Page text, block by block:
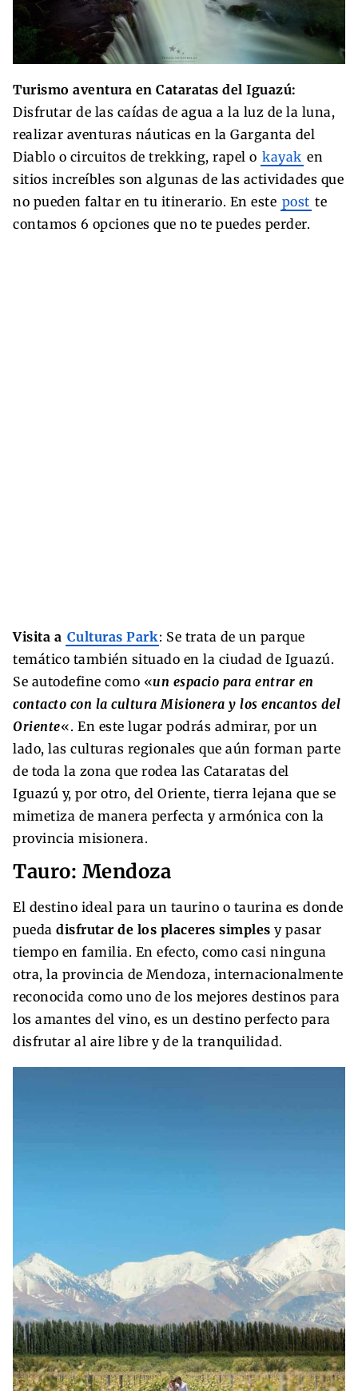
Turismo aventura en Cataratas del Iguazú:
Disfrutar de las caídas de agua a la luz de la luna,
realizar aventuras náuticas en la Garganta del
Diablo o circuitos de trekking, rapel o kayak en
sitios increíbles son algunas de las actividades que
no pueden faltar en tu itinerario. En este post te
contamos 6 opciones que no te puedes perder.
Visita a Culturas Park: Se trata de un parque
temático también situado en la ciudad de Iguazú.
Se autodefine como «un espacio para entrar en
contacto con la cultura Misionera y los encantos del
Oriente«. En este lugar podrás admirar, por un
lado, las culturas regionales que aún forman parte
de toda la zona que rodea las Cataratas del
Iguazú y, por otro, del Oriente, tierra lejana que se
mimetiza de manera perfecta y armónica con la
provincia misionera.
Tauro: Mendoza
El destino ideal para un taurino o taurina es donde
pueda disfrutar de los placeres simples y pasar
tiempo en familia. En efecto, como casi ninguna
otra, la provincia de Mendoza, internacionalmente
reconocida como uno de los mejores destinos para
los amantes del vino, es un destino perfecto para
disfrutar al aire libre y de la tranquilidad.